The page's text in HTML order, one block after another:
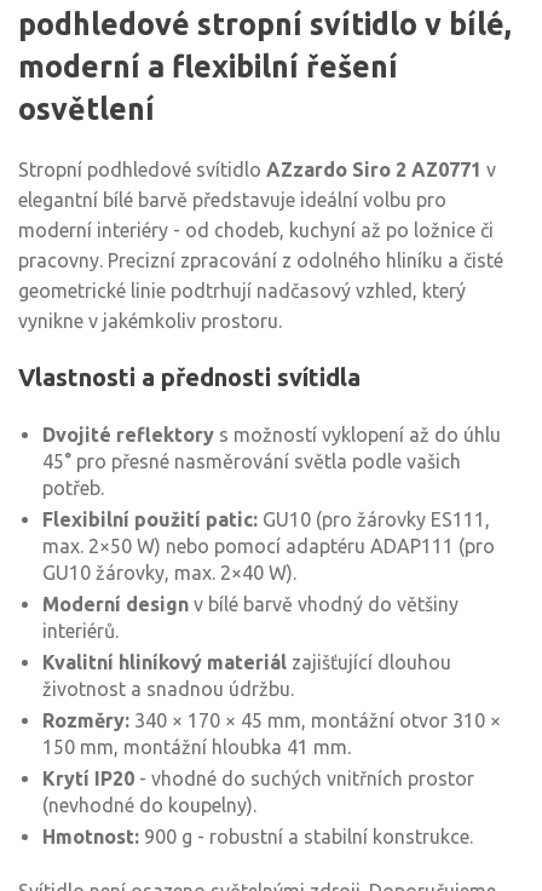
podhledové stropní svítidlo v bílé,
moderní a flexibilní řešení
osvětlení
Stropní podhledové svítidlo AZzardo Siro 2 AZ0771 v
elegantní bílé barvě představuje ideální volbu pro
moderní interiéry - od chodeb, kuchyní až po ložnice či
pracovny. Precizní zpracování z odolného hliníku a čisté
geometrické linie podtrhují nadčasový vzhled, který
vynikne v jakémkoliv prostoru.
Vlastnosti a přednosti svítidla
Dvojité reflektory s možností vyklopení až do úhlu
45° pro přesné nasměrování světla podle vašich
potřeb.
Flexibilní použití patic: GU10 (pro žárovky ES111,
max. 2×50 W) nebo pomocí adaptéru ADAP111 (pro
GU10 žárovky, max. 2×40 W).
Moderní design v bílé barvě vhodný do většiny
interiérů.
Kvalitní hliníkový materiál zajišťující dlouhou
životnost a snadnou údržbu.
Rozměry: 340 × 170 × 45 mm, montážní otvor 310 ×
150 mm, montážní hloubka 41 mm.
Krytí IP20 - vhodné do suchých vnitřních prostor
(nevhodné do koupelny).
Hmotnost: 900 g - robustní a stabilní konstrukce.